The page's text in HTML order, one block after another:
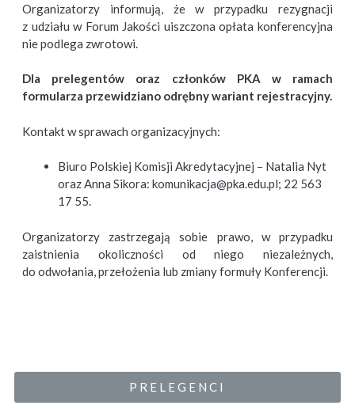
Organizatorzy informują, że w przypadku rezygnacji
z udziału w Forum Jakości uiszczona opłata konferencyjna
nie podlega zwrotowi.
Dla prelegentów oraz członków PKA w ramach
formularza przewidziano odrębny wariant rejestracyjny.
Kontakt w sprawach organizacyjnych:
Biuro Polskiej Komisji Akredytacyjnej – Natalia Nyt
oraz Anna Sikora: komunikacja@pka.edu.pl; 22 563
17 55.
Organizatorzy zastrzegają sobie prawo, w przypadku
zaistnienia okoliczności od niego niezależnych,
do odwołania, przełożenia lub zmiany formuły Konferencji.
P R E L E G E N C I